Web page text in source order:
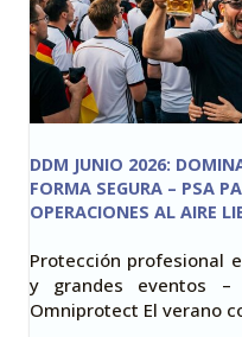
DDM JUNIO 2026:
FORMA SEGURA – PSA
OPERACIONES AL AIRE
Protección profesional
y grandes eventos
Omniprotect El verano